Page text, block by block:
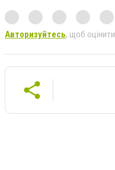
Авторизуйтесь, щоб оцінити